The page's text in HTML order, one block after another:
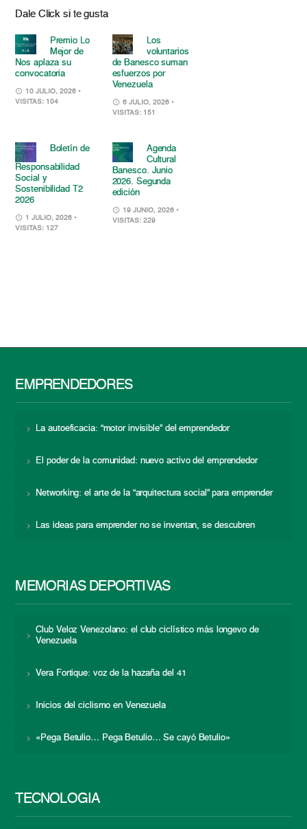
Dale Click si te gusta
Premio Lo
Mejor de
Nos aplaza su
convocatoria
10 JULIO, 2026 •
VISITAS: 104
Los
voluntarios
de Banesco suman
esfuerzos por
Venezuela
6 JULIO, 2026 •
VISITAS: 151
Boletín de
Responsabilidad
Social y
Sostenibilidad T2
2026
1 JULIO, 2026 •
VISITAS: 127
Agenda
Cultural
Banesco. Junio
2026. Segunda
edición
19 JUNIO, 2026 •
VISITAS: 229
EMPRENDEDORES
La autoeficacia: “motor invisible” del emprendedor
El poder de la comunidad: nuevo activo del emprendedor
Networking: el arte de la “arquitectura social” para emprender
Las ideas para emprender no se inventan, se descubren
MEMORIAS DEPORTIVAS
Club Veloz Venezolano: el club ciclístico más longevo de
Venezuela
Vera Fortique: voz de la hazaña del 41
Inicios del ciclismo en Venezuela
«Pega Betulio… Pega Betulio… Se cayó Betulio»
TECNOLOGÍA